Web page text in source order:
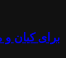
برای کیان و